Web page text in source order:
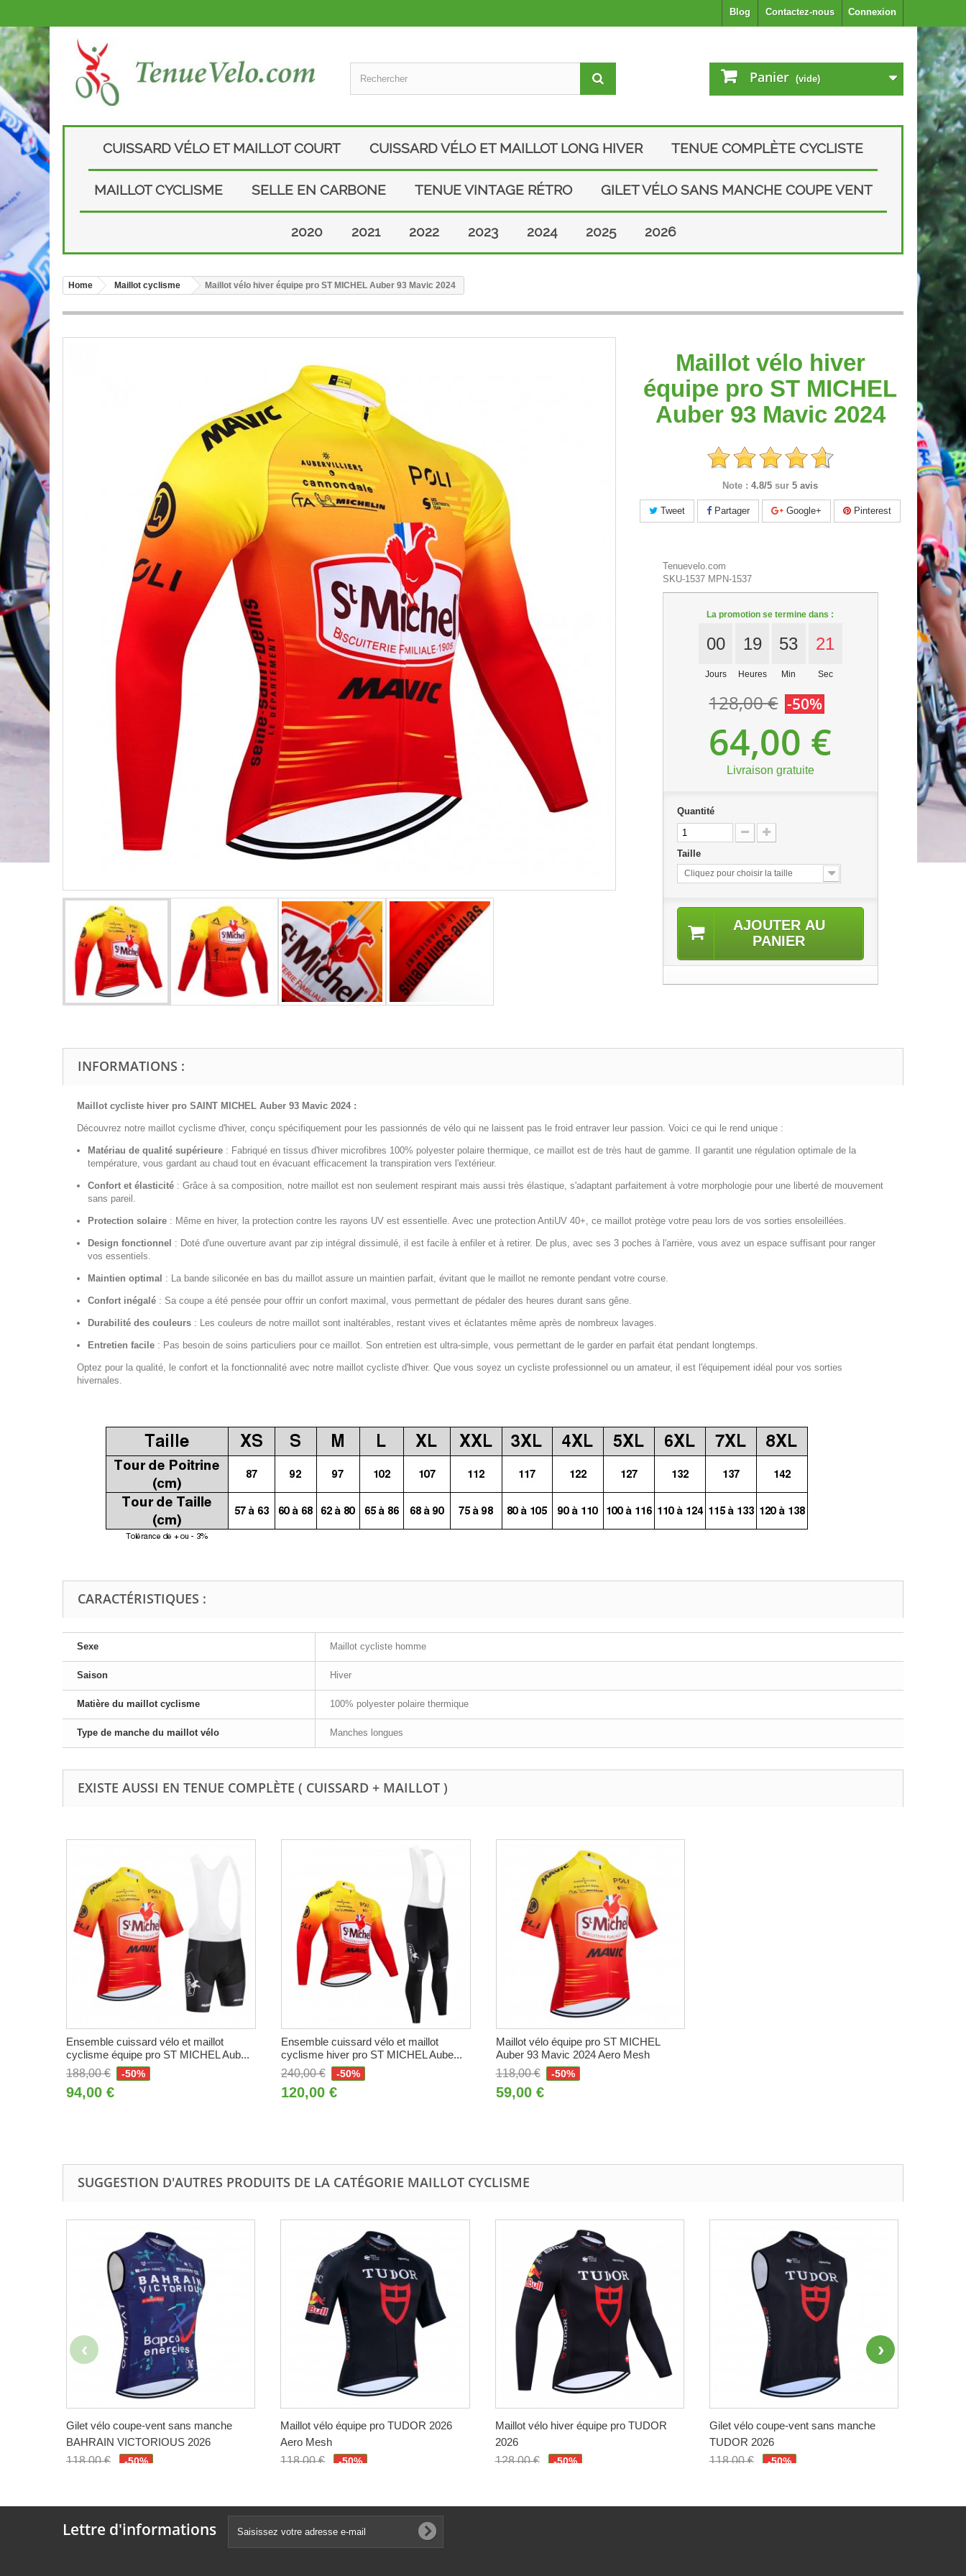
Connexion
Contactez-nous
Blog
Panier (vide)
CUISSARD VÉLO ET MAILLOT COURT CUISSARD VÉLO ET MAILLOT LONG HIVER TENUE COMPLÈTE CYCLISTE
MAILLOT CYCLISME SELLE EN CARBONE TENUE VINTAGE RÉTRO GILET VÉLO SANS MANCHE COUPE VENT
2020 2021 2022 2023 2024 2025 2026
Home Maillot cyclisme Maillot vélo hiver équipe pro ST MICHEL Auber 93 Mavic 2024
Maillot vélo hiver
équipe pro ST MICHEL
Auber 93 Mavic 2024
Note : 4.8/5sur5 avis
Tweet Partager Google+ Pinterest
Tenuevelo.com
SKU-1537 MPN-1537
La promotion se termine dans :
00
Jours
19
Heures
53
Min
20
Sec
128,00 € -50%
64,00 €
Livraison gratuite
Quantité
Taille
Cliquez pour choisir la taille
AJOUTER AU
PANIER
INFORMATIONS :
Maillot cycliste hiver pro SAINT MICHEL Auber 93 Mavic 2024 :
Découvrez notre maillot cyclisme d'hiver, conçu spécifiquement pour les passionnés de vélo qui ne laissent pas le froid entraver leur passion. Voici ce qui le rend unique :
Matériau de qualité supérieure : Fabriqué en tissus d'hiver microfibres 100% polyester polaire thermique, ce maillot est de très haut de gamme. Il garantit une régulation optimale de la
température, vous gardant au chaud tout en évacuant efficacement la transpiration vers l'extérieur.
Confort et élasticité : Grâce à sa composition, notre maillot est non seulement respirant mais aussi très élastique, s'adaptant parfaitement à votre morphologie pour une liberté de mouvement
sans pareil.
Protection solaire : Même en hiver, la protection contre les rayons UV est essentielle. Avec une protection AntiUV 40+, ce maillot protège votre peau lors de vos sorties ensoleillées.
Design fonctionnel : Doté d'une ouverture avant par zip intégral dissimulé, il est facile à enfiler et à retirer. De plus, avec ses 3 poches à l'arrière, vous avez un espace suffisant pour ranger
vos essentiels.
Maintien optimal : La bande siliconée en bas du maillot assure un maintien parfait, évitant que le maillot ne remonte pendant votre course.
Confort inégalé : Sa coupe a été pensée pour offrir un confort maximal, vous permettant de pédaler des heures durant sans gêne.
Durabilité des couleurs : Les couleurs de notre maillot sont inaltérables, restant vives et éclatantes même après de nombreux lavages.
Entretien facile : Pas besoin de soins particuliers pour ce maillot. Son entretien est ultra-simple, vous permettant de le garder en parfait état pendant longtemps.
Optez pour la qualité, le confort et la fonctionnalité avec notre maillot cycliste d'hiver. Que vous soyez un cycliste professionnel ou un amateur, il est l'équipement idéal pour vos sorties
hivernales.
CARACTÉRISTIQUES :
Sexe Maillot cycliste homme
Saison Hiver
Matière du maillot cyclisme 100% polyester polaire thermique
Type de manche du maillot vélo Manches longues
EXISTE AUSSI EN TENUE COMPLÈTE ( CUISSARD + MAILLOT )
Ensemble cuissard vélo et maillot
cyclisme équipe pro ST MICHEL Aub...
188,00 €
-50%
94,00 €
Ensemble cuissard vélo et maillot
cyclisme hiver pro ST MICHEL Aube...
240,00 €
-50%
120,00 €
Maillot vélo équipe pro ST MICHEL
Auber 93 Mavic 2024 Aero Mesh
118,00 €
-50%
59,00 €
SUGGESTION D'AUTRES PRODUITS DE LA CATÉGORIE MAILLOT CYCLISME
Gilet vélo coupe-vent sans manche
BAHRAIN VICTORIOUS 2026
118,00 €
-50%
Maillot vélo équipe pro TUDOR 2026
Aero Mesh
118,00 €
-50%
Maillot vélo hiver équipe pro TUDOR
2026
128,00 €
-50%
Gilet vélo coupe-vent sans manche
TUDOR 2026
118,00 €
-50%
Lettre d'informations